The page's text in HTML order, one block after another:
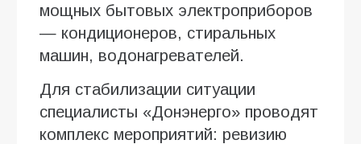
мощных бытовых электроприборов
— кондиционеров, стиральных
машин, водонагревателей.
Для стабилизации ситуации
специалисты «Донэнерго» проводят
комплекс мероприятий: ревизию